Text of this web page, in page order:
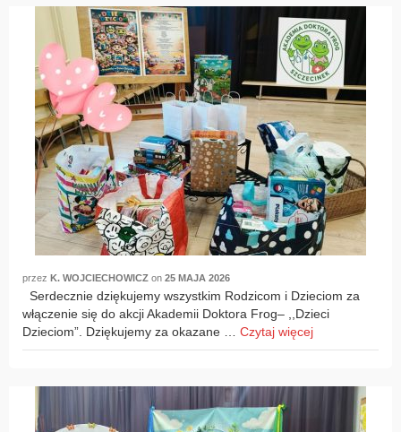
przez K. WOJCIECHOWICZ on 25 MAJA 2026
Serdecznie dziękujemy wszystkim Rodzicom i Dzieciom za
włączenie się do akcji Akademii Doktora Frog– ,,Dzieci
Dzieciom”. Dziękujemy za okazane … Czytaj więcej